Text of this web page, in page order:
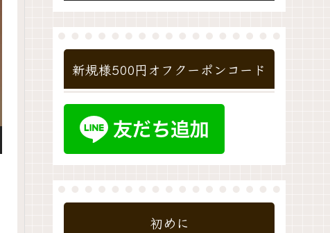
新規様500円オフクーポンコード
初めに